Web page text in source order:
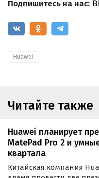
Подпишитесь на нас:
Huawei
Читайте также
Huawei планирует
MatePad Pro 2 и
квартала
Китайская компания